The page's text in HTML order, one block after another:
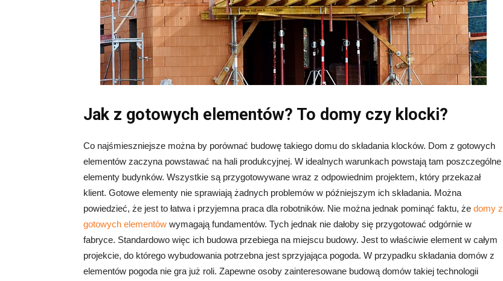
Jak z gotowych elementów? To domy czy klocki?
Co najśmieszniejsze można by porównać budowę takiego domu do składania klocków. Dom z gotowych
elementów zaczyna powstawać na hali produkcyjnej. W idealnych warunkach powstają tam poszczególne
elementy budynków. Wszystkie są przygotowywane wraz z odpowiednim projektem, który przekazał
klient. Gotowe elementy nie sprawiają żadnych problemów w późniejszym ich składania. Można
powiedzieć, że jest to łatwa i przyjemna praca dla robotników. Nie można jednak pominąć faktu, że domy z
gotowych elementów wymagają fundamentów. Tych jednak nie dałoby się przygotować odgórnie w
fabryce. Standardowo więc ich budowa przebiega na miejscu budowy. Jest to właściwie element w całym
projekcie, do którego wybudowania potrzebna jest sprzyjająca pogoda. W przypadku składania domów z
elementów pogoda nie gra już roli. Zapewne osoby zainteresowane budową domów takiej technologii